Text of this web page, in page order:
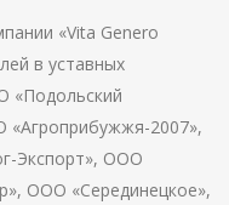
«Vita Genero
в уставных
«Подольский
2007»,
Экспорт», ООО
ООО «Серединецкое»,